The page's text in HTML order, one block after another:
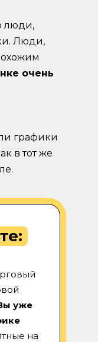
люди,
Люди,
очень
графики
в тот же
уже
на